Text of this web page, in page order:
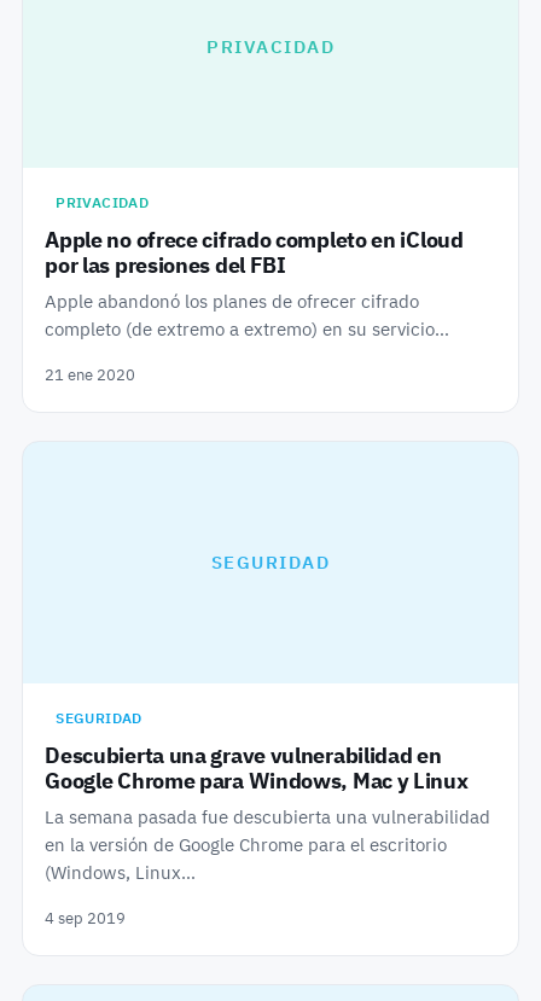
PRIVACIDAD
PRIVACIDAD
Apple no ofrece cifrado completo en iCloud
por las presiones del FBI
Apple abandonó los planes de ofrecer cifrado
completo (de extremo a extremo) en su servicio…
21 ene 2020
SEGURIDAD
SEGURIDAD
Descubierta una grave vulnerabilidad en
Google Chrome para Windows, Mac y Linux
La semana pasada fue descubierta una vulnerabilidad
en la versión de Google Chrome para el escritorio
(Windows, Linux…
4 sep 2019